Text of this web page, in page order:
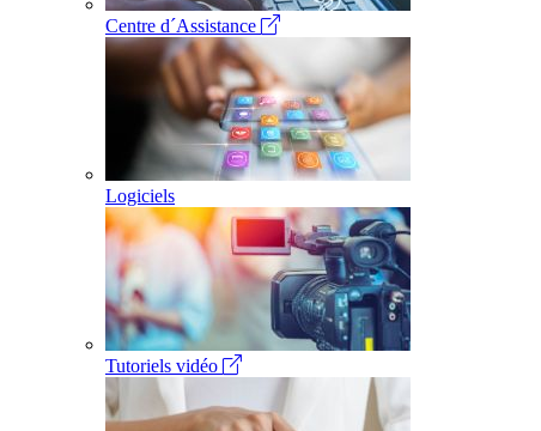
Centre d´Assistance
Logiciels
Tutoriels vidéo